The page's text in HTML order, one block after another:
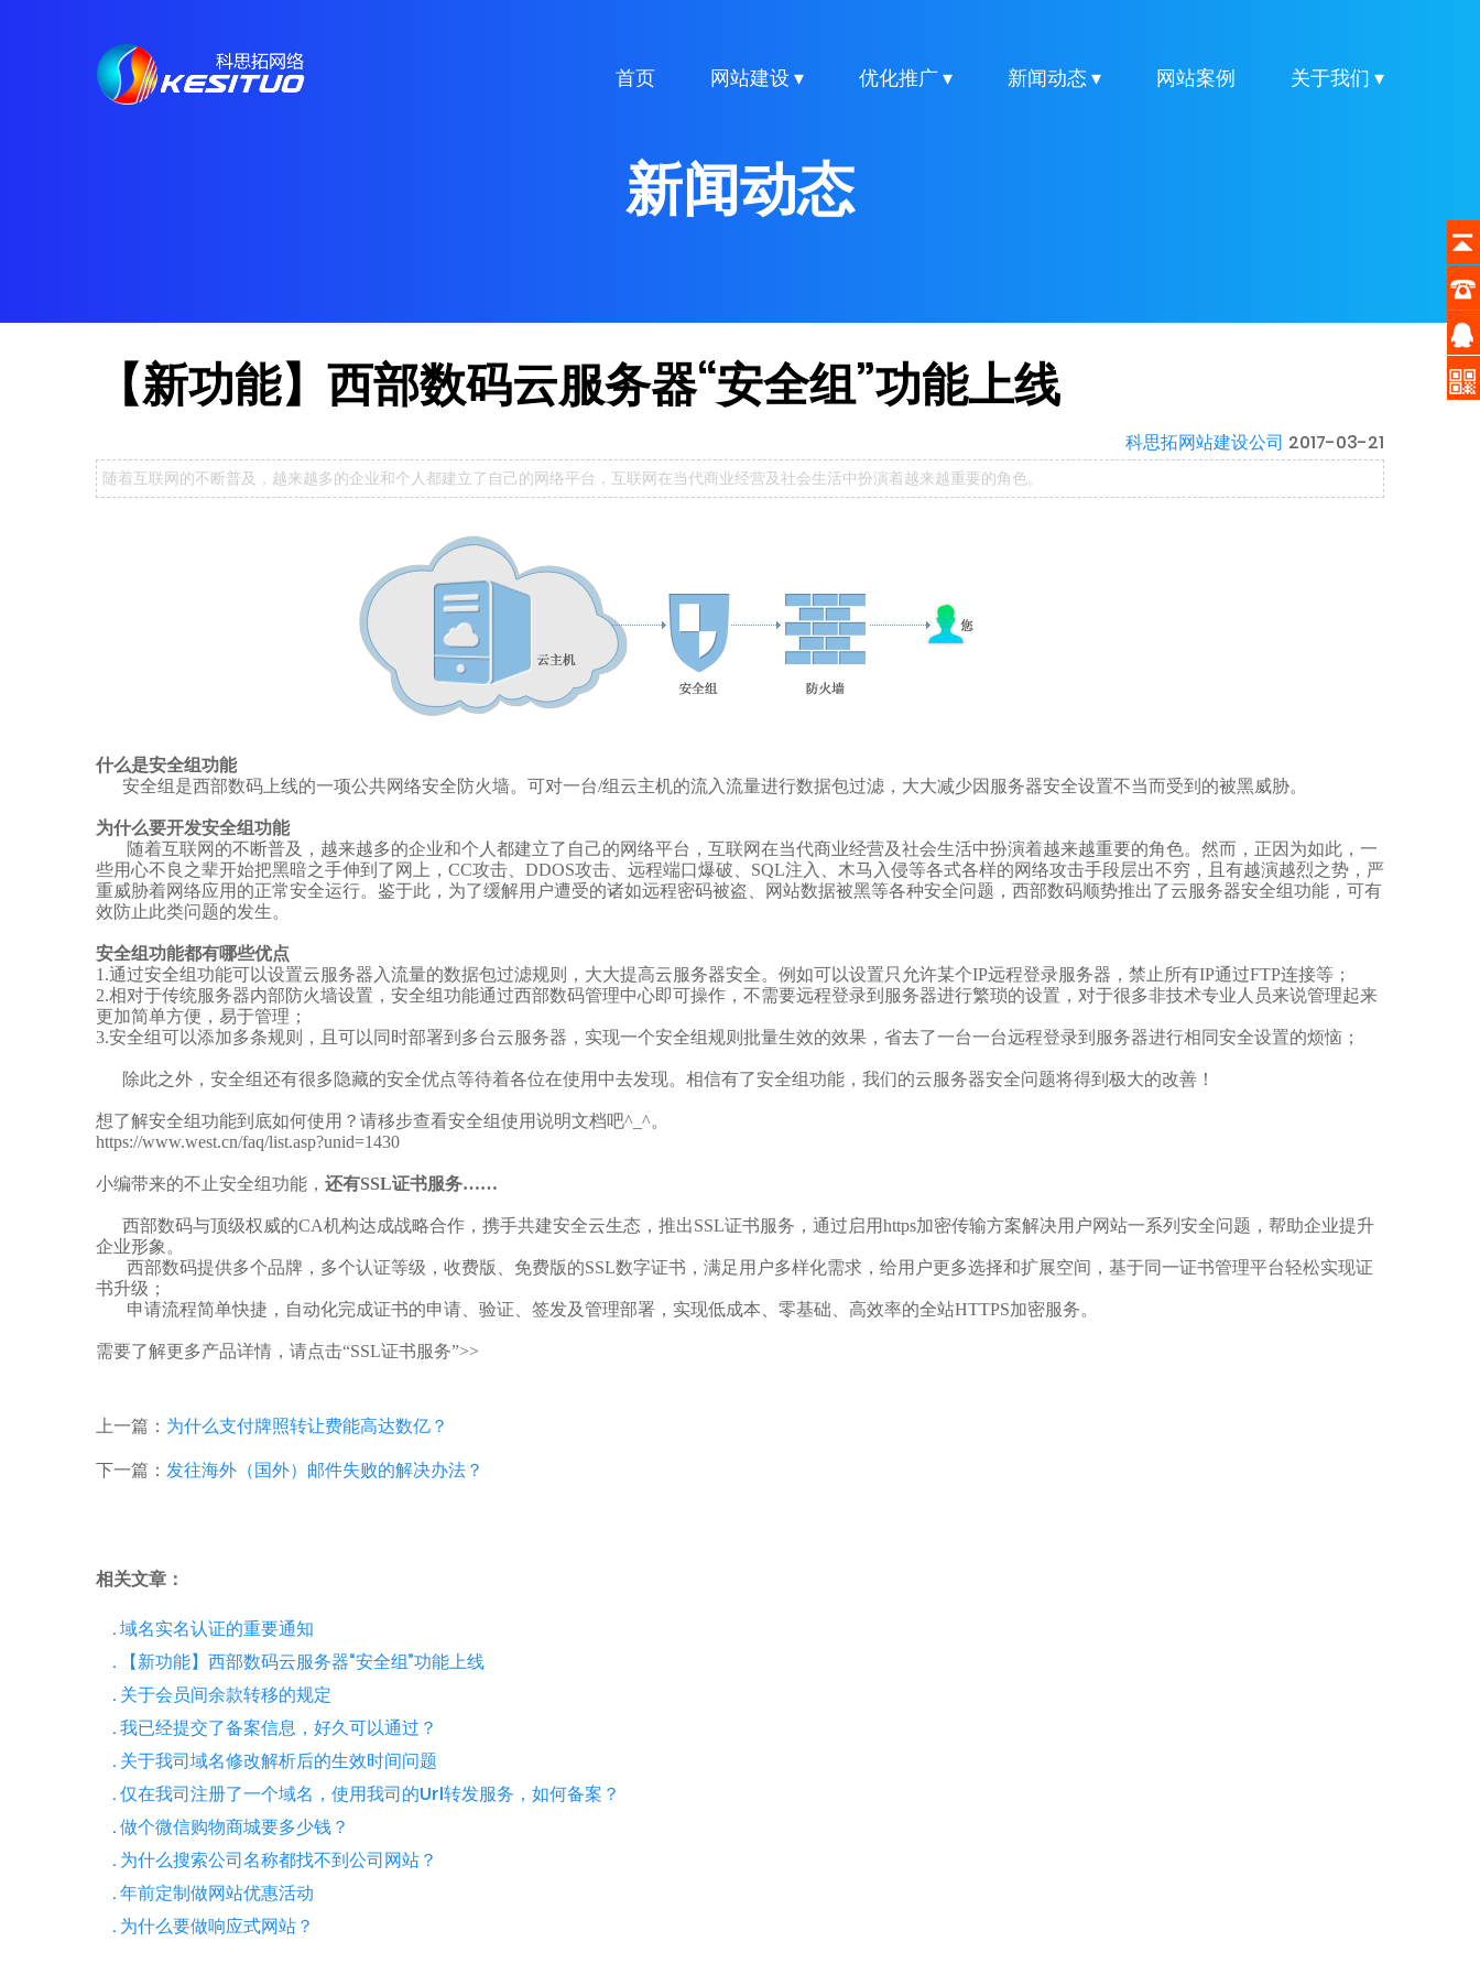
首页 网站建设 ▾ 优化推广 ▾ 新闻动态 ▾ 网站案例 关于我们 ▾
新闻动态
【新功能】西部数码云服务器“安全组”功能上线
科思拓网站建设公司 2017-03-21
随着互联网的不断普及，越来越多的企业和个人都建立了自己的网络平台，互联网在当代商业经营及社会生活中扮演着越来越重要的角色。
什么是安全组功能
安全组是西部数码上线的一项公共网络安全防火墙。可对一台/组云主机的流入流量进行数据包过滤，大大减少因服务器安全设置不当而受到的被黑威胁。
为什么要开发安全组功能
随着互联网的不断普及，越来越多的企业和个人都建立了自己的网络平台，互联网在当代商业经营及社会生活中扮演着越来越重要的角色。然而，正因为如此，一
些用心不良之辈开始把黑暗之手伸到了网上，CC攻击、DDOS攻击、远程端口爆破、SQL注入、木马入侵等各式各样的网络攻击手段层出不穷，且有越演越烈之势，严
重威胁着网络应用的正常安全运行。鉴于此，为了缓解用户遭受的诸如远程密码被盗、网站数据被黑等各种安全问题，西部数码顺势推出了云服务器安全组功能，可有
效防止此类问题的发生。
安全组功能都有哪些优点
1.通过安全组功能可以设置云服务器入流量的数据包过滤规则，大大提高云服务器安全。例如可以设置只允许某个IP远程登录服务器，禁止所有IP通过FTP连接等；
2.相对于传统服务器内部防火墙设置，安全组功能通过西部数码管理中心即可操作，不需要远程登录到服务器进行繁琐的设置，对于很多非技术专业人员来说管理起来
更加简单方便，易于管理；
3.安全组可以添加多条规则，且可以同时部署到多台云服务器，实现一个安全组规则批量生效的效果，省去了一台一台远程登录到服务器进行相同安全设置的烦恼；
除此之外，安全组还有很多隐藏的安全优点等待着各位在使用中去发现。相信有了安全组功能，我们的云服务器安全问题将得到极大的改善！
想了解安全组功能到底如何使用？请移步查看安全组使用说明文档吧^_^。
https://www.west.cn/faq/list.asp?unid=1430
小编带来的不止安全组功能， 还有SSL证书服务……
西部数码与顶级权威的CA机构达成战略合作，携手共建安全云生态，推出SSL证书服务，通过启用https加密传输方案解决用户网站一系列安全问题，帮助企业提升
企业形象。
西部数码提供多个品牌，多个认证等级，收费版、免费版的SSL数字证书，满足用户多样化需求，给用户更多选择和扩展空间，基于同一证书管理平台轻松实现证
书升级；
申请流程简单快捷，自动化完成证书的申请、验证、签发及管理部署，实现低成本、零基础、高效率的全站HTTPS加密服务。
需要了解更多产品详情， 请点击“SSL证书服务”>>
上一篇： 为什么支付牌照转让费能高达数亿？
下一篇： 发往海外（国外）邮件失败的解决办法？
相关文章：
. 域名实名认证的重要通知
. 【新功能】西部数码云服务器“安全组”功能上线
. 关于会员间余款转移的规定
. 我已经提交了备案信息，好久可以通过？
. 关于我司域名修改解析后的生效时间问题
. 仅在我司注册了一个域名，使用我司的Url转发服务，如何备案？
. 做个微信购物商城要多少钱？
. 为什么搜索公司名称都找不到公司网站？
. 年前定制做网站优惠活动
. 为什么要做响应式网站？